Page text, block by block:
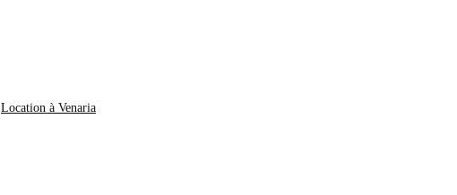
Location à Venaria